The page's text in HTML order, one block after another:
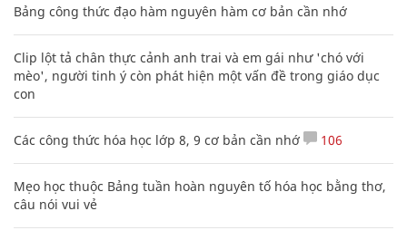
Bảng công thức đạo hàm nguyên hàm cơ bản cần nhớ
Clip lột tả chân thực cảnh anh trai và em gái như 'chó với
mèo', người tinh ý còn phát hiện một vấn đề trong giáo dục
con
Các công thức hóa học lớp 8, 9 cơ bản cần nhớ 106
Mẹo học thuộc Bảng tuần hoàn nguyên tố hóa học bằng thơ,
câu nói vui vẻ